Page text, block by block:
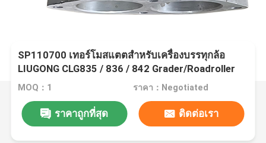
SP110700 เทอร์โมสแตตสําหรับเครื่องบรรทุกล้อ
LIUGONG CLG835 / 836 / 842 Grader/Roadroller
CLG418 / 4180D / 612 / 614
MOQ：1 ราคา：Negotiated
ราคาถูกที่สุด ติดต่อเรา